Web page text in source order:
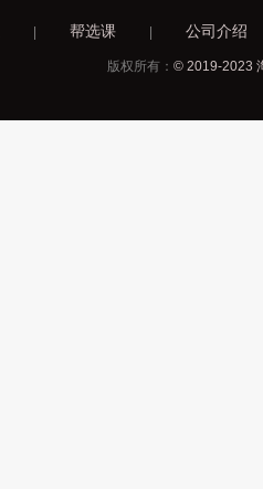
帮选课 公司介绍
版权所有： © 2019-2023